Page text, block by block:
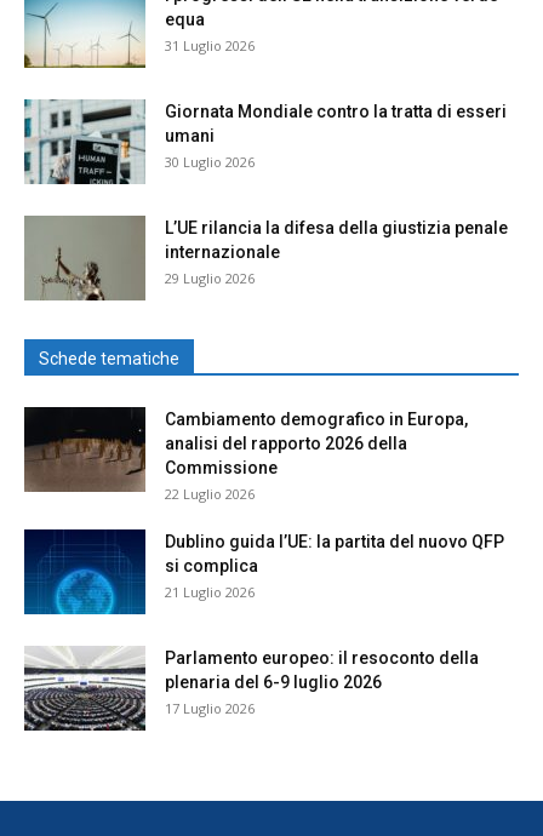
equa
31 Luglio 2026
Giornata Mondiale contro la tratta di esseri
umani
30 Luglio 2026
L’UE rilancia la difesa della giustizia penale
internazionale
29 Luglio 2026
Schede tematiche
Cambiamento demografico in Europa,
analisi del rapporto 2026 della
Commissione
22 Luglio 2026
Dublino guida l’UE: la partita del nuovo QFP
si complica
21 Luglio 2026
Parlamento europeo: il resoconto della
plenaria del 6-9 luglio 2026
17 Luglio 2026